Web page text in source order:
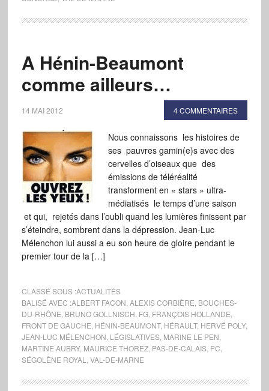
A Hénin-Beaumont
comme ailleurs…
14 MAI 2012 4 COMMENTAIRES
Nous connaissons les histoires de
ses pauvres gamin(e)s avec des
cervelles d’oiseaux que des
émissions de téléréalité
transforment en « stars » ultra-
médiatisés le temps d’une saison
et qui, rejetés dans l’oubli quand les lumières finissent par
s’éteindre, sombrent dans la dépression. Jean-Luc
Mélenchon lui aussi a eu son heure de gloire pendant le
premier tour de la […]
CLASSÉ SOUS :ACTUALITÉS
BALISÉ AVEC :ALBERT FACON ALEXIS CORBIÈRE BOUCHES-
DU-RHÔNE BRUNO GOLLNISCH FG, FRANÇOIS HOLLANDE
FRONT DE GAUCHE HÉNIN-BEAUMONT, HÉRAULT, HERVÉ POLY,
JEAN-LUC MÉLENCHON LÉGISLATIVES, MARINE LE PEN
MARTINE AUBRY, MAURICE THOREZ, PAS-DE-CALAIS, PC
SÉGOLÈNE ROYAL
VAL-DE-MARNE